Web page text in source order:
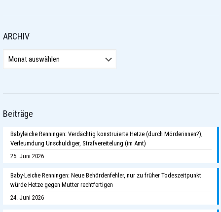
ARCHIV
Beiträge
Babyleiche Renningen: Verdächtig konstruierte Hetze (durch Mörderinnen?),
Verleumdung Unschuldiger, Strafvereitelung (im Amt)
25. Juni 2026
Baby-Leiche Renningen: Neue Behördenfehler, nur zu früher Todeszeitpunkt
würde Hetze gegen Mutter rechtfertigen
24. Juni 2026